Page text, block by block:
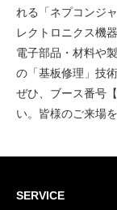
れる「ネプコンジ
レクトロニクス機
電子部品・材料や
の「基板修理」技
ぜひ、ブース番号
い。皆様のご来場
SERVICE